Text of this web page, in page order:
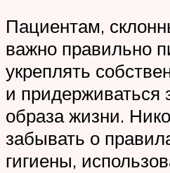
Пациентам,
важно правильно
укреплять
и придерживаться
образа жизни.
забывать о
гигиены,